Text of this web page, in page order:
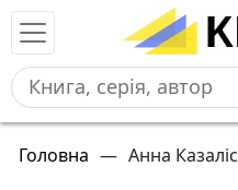
Головна — Анна Казаліс